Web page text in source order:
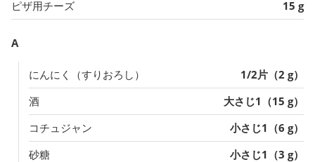
ピザ用チーズ 15 g
A
にんにく（すりおろし）
1/2片（2 g）
酒
大さじ1（15 g）
コチュジャン
小さじ1（6 g）
砂糖
小さじ1（3 g）